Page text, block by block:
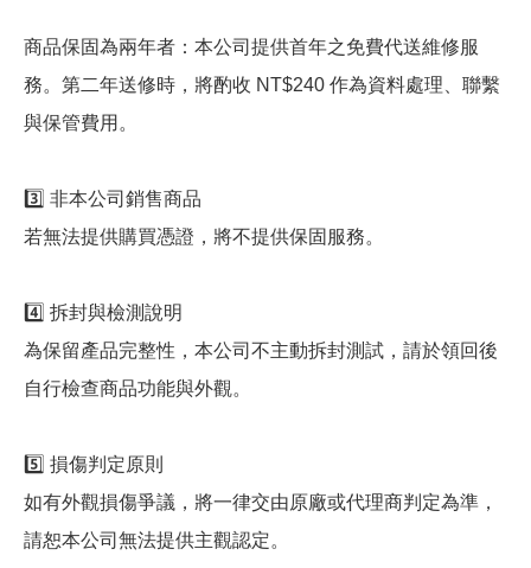
商品保固為兩年者：本公司提供首年之免費代送維修服
務。第二年送修時，將酌收 NT$240 作為資料處理、聯繫
與保管費用。
3️⃣ 非本公司銷售商品
若無法提供購買憑證，將不提供保固服務。
4️⃣ 拆封與檢測說明
為保留產品完整性，本公司不主動拆封測試，請於領回後
自行檢查商品功能與外觀。
5️⃣ 損傷判定原則
如有外觀損傷爭議，將一律交由原廠或代理商判定為準，
請恕本公司無法提供主觀認定。